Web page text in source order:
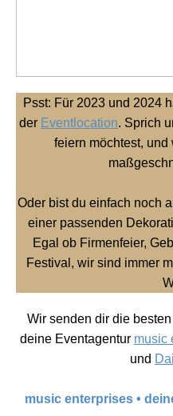
Psst: Für 2023 und 2024
der Eventlocation. Sprich
feiern möchtest,
Oder bist du einfach noch
einer passenden
Egal ob Firmenfeier,
Festival, wir sind immer
Wir senden dir die
deine Eventagentur music
und
music enterprises •